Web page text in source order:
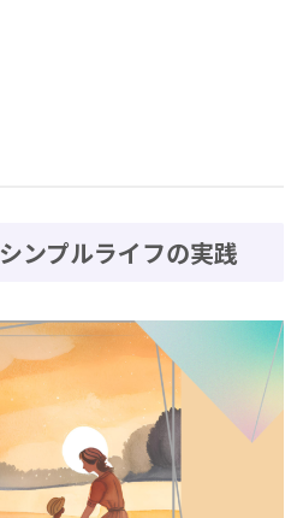
ンプルライフの実践